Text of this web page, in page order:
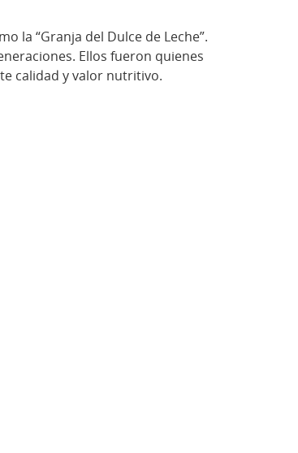
la “Granja del Dulce de Leche”.
Ellos fueron quienes
calidad y valor nutritivo.